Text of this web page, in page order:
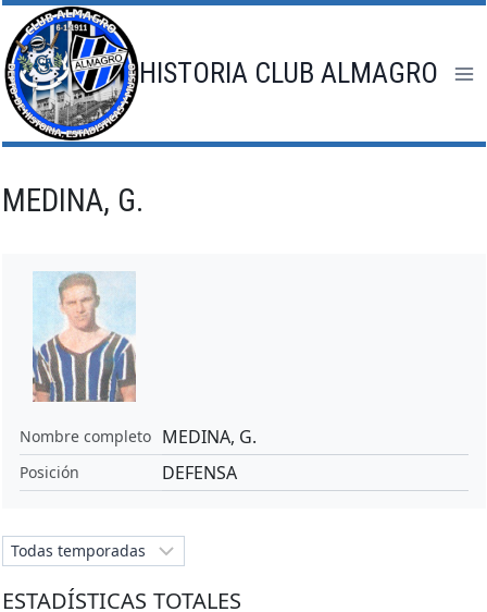
Saltar
al
contenido
HISTORIA CLUB ALMAGRO
MEDINA, G.
Nombre completo MEDINA, G.
Posición DEFENSA
ESTADÍSTICAS TOTALES